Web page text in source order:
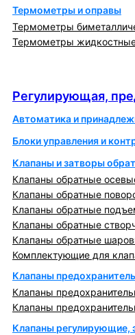
Термометры и оправы
Термометры
Термометры
Регулирующая,
Автоматика и
Блоки управления и
Клапаны и затворы
Клапаны обратные
Клапаны обратные
Клапаны обратные
Клапаны обратные
Клапаны обратные
Комплектующие для
Клапаны
Клапаны
Клапаны
Клапаны